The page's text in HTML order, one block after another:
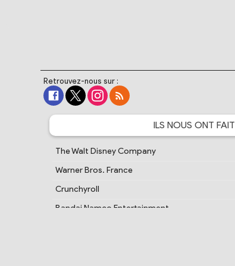
Retrouvez-nous sur :
ILS NOUS ONT FAIT
The Walt Disney Company
Warner Bros. France
Crunchyroll
Bandai Namco Entertainment